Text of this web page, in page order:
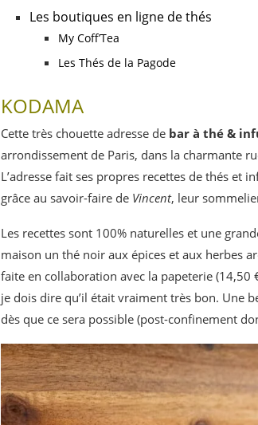
Les boutiques en ligne de thés
My Coff’Tea
Les Thés de la Pagode
KODAMA
Cette très chouette adresse de bar à thé &
arrondissement de Paris, dans la charmante
L’adresse fait ses propres recettes de thés et
grâce au savoir-faire de Vincent, leur
Les recettes sont 100% naturelles et une
maison un thé noir aux épices et aux herbes
faite en collaboration avec la papeterie
je dois dire qu’il était vraiment très bon. Une
dès que ce sera possible (post-confinement